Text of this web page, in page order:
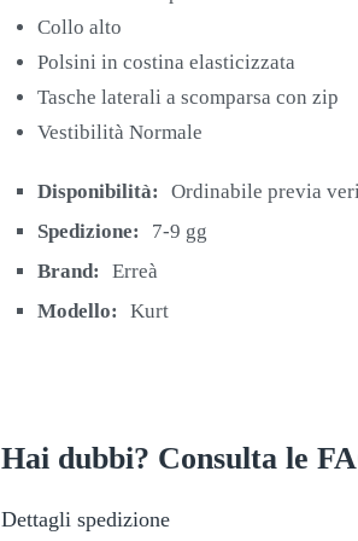
Collo alto
Polsini in costina elasticizzata
Tasche laterali a scomparsa con zip
Vestibilità Normale
Disponibilità:
Ordinabile previa
Spedizione:
7-9 gg
Brand:
Erreà
Modello:
Kurt
Hai dubbi? Consulta le
Dettagli spedizione